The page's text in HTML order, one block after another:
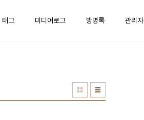
태그 미디어로그 방명록 관리자